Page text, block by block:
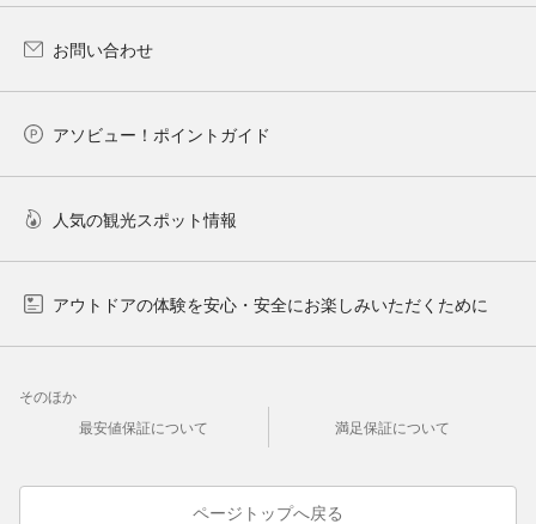
お問い合わせ
アソビュー！ポイントガイド
人気の観光スポット情報
アウトドアの体験を安心・安全にお楽しみいただくために
そのほか
最安値保証について
満足保証について
ページトップへ戻る